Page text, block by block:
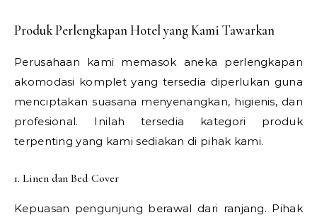
Produk Perlengkapan Hotel yang Kami Tawarkan
Perusahaan kami memasok aneka perlengkapan
akomodasi komplet yang tersedia diperlukan guna
menciptakan suasana menyenangkan, higienis, dan
profesional. Inilah tersedia kategori produk
terpenting yang kami sediakan di pihak kami.
1. Linen dan Bed Cover
Kepuasan pengunjung berawal dari ranjang. Pihak